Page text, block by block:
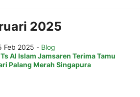
2025
Feb 2025 - Blog
Al Islam Jamsaren Terima Tamu
Palang Merah Singapura